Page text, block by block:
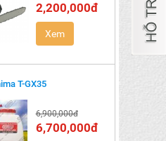
2,200,000đ
Xem
T-GX35
6,900,000đ
6,700,000đ